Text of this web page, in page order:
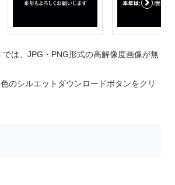
は、JPG・PNG形式の高解像度画像が無
のシルエットダウンロードボタンをクリ